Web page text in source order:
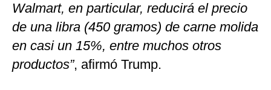
Walmart, en particular, reducirá el precio
de una libra (450 gramos) de carne molida
en casi un 15%, entre muchos otros
productos”, afirmó Trump.